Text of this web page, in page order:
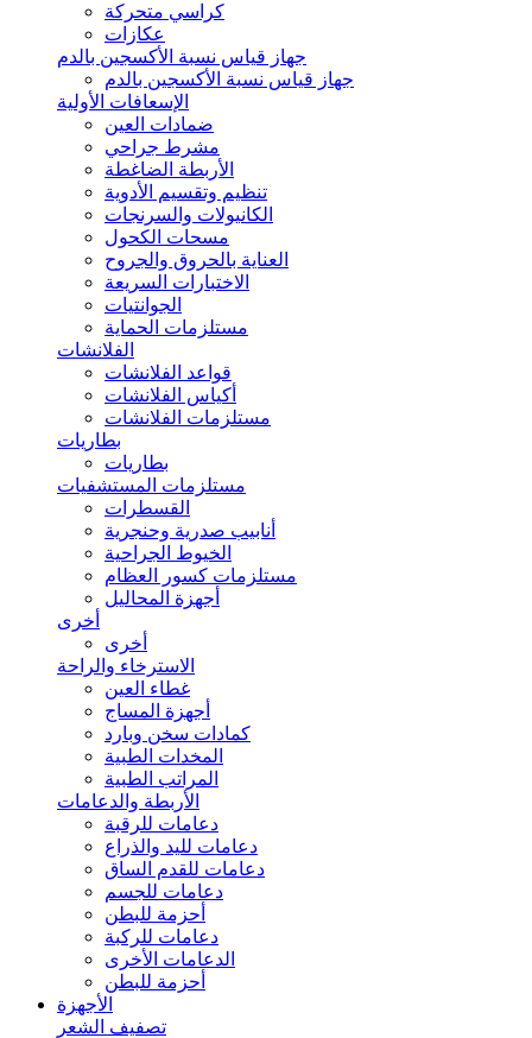
كراسي متحركة
عكازات
جهاز قياس نسبة الأكسجين بالدم
جهاز قياس نسبة الأكسجين بالدم
الإسعافات الأولية
ضمادات العين
مشرط جراحي
الأربطة الضاغطة
تنظيم وتقسيم الأدوية
الكانيولات والسرنجات
مسحات الكحول
العناية بالحروق والجروح
الاختبارات السريعة
الجوانتيات
مستلزمات الحماية
الفلانشات
قواعد الفلانشات
أكياس الفلانشات
مستلزمات الفلانشات
بطاريات
بطاريات
مستلزمات المستشفيات
القسطرات
أنابيب صدرية وحنجرية
الخيوط الجراحية
مستلزمات كسور العظام
أجهزة المحاليل
أخرى
أخرى
الاسترخاء والراحة
غطاء العين
أجهزة المساج
كمادات سخن وبارد
المخدات الطبية
المراتب الطبية
الأربطة والدعامات
دعامات للرقبة
دعامات لليد والذراع
دعامات للقدم الساق
دعامات للجسم
أحزمة للبطن
دعامات للركبة
الدعامات الأخرى
أحزمة للبطن
الأجهزة
تصفيف الشعر